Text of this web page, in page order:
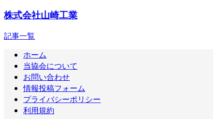
株式会社山崎工業
記事一覧
ホーム
当協会について
お問い合わせ
情報投稿フォーム
プライバシーポリシー
利用規約